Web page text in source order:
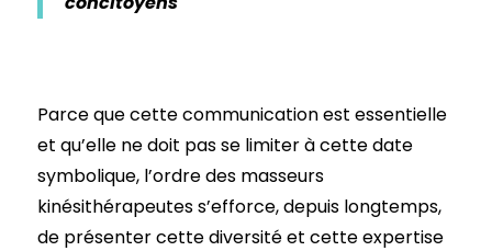
Parce que cette communication est essentielle
et qu’elle ne doit pas se limiter à cette date
symbolique, l’ordre des masseurs
kinésithérapeutes s’efforce, depuis longtemps,
de présenter cette diversité et cette expertise